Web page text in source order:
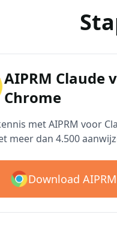
AIPRM Claude
Chrome
met AIPRM voor
meer dan 4.500
Download